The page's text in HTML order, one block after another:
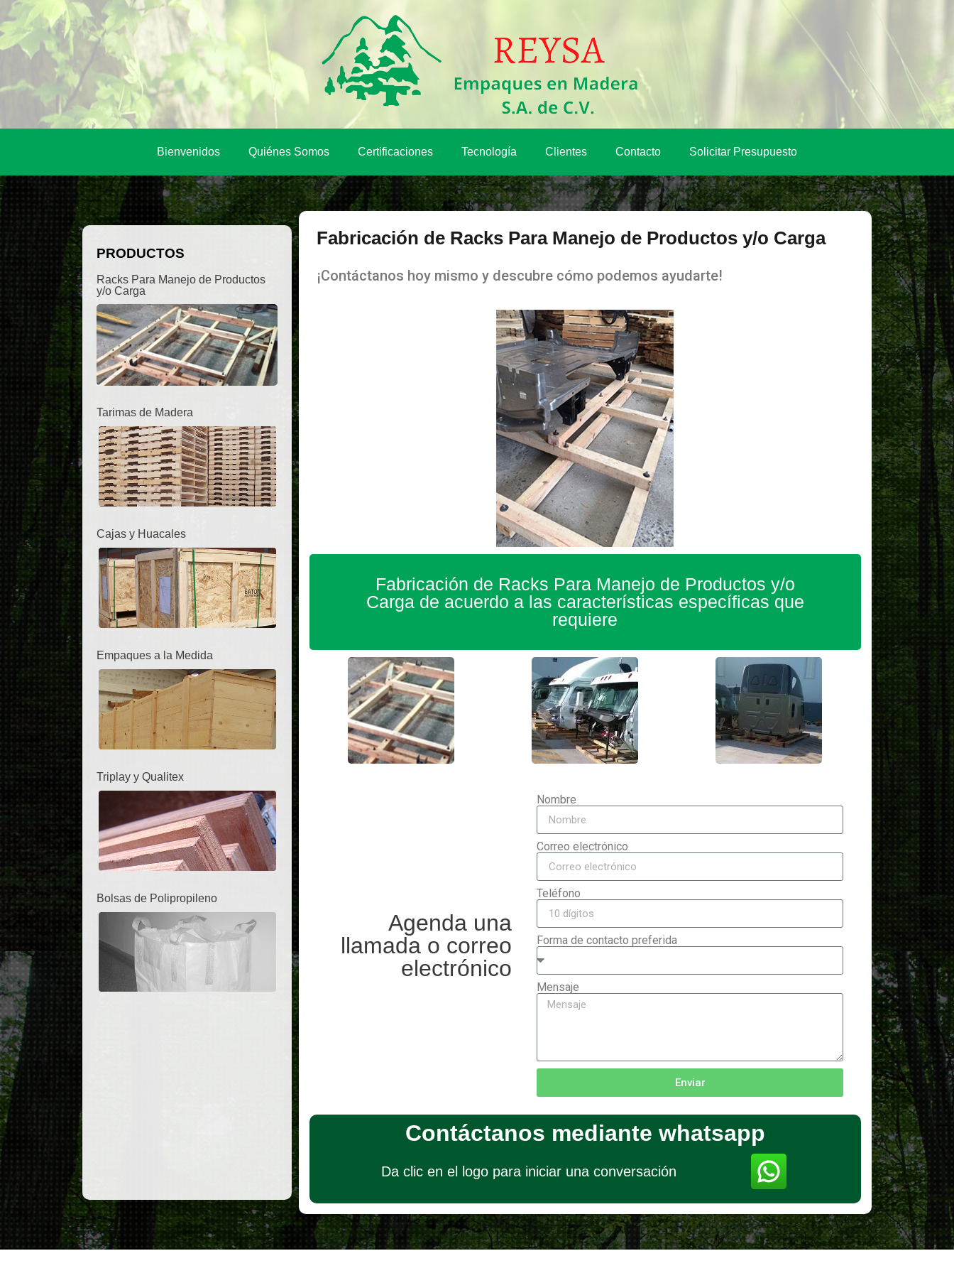
Bienvenidos Quiénes Somos Certificaciones Tecnología Clientes Contacto Solicitar Presupuesto
PRODUCTOS
Racks Para Manejo de Productos
y/o Carga
Tarimas de Madera
Cajas y Huacales
Empaques a la Medida
Triplay y Qualitex
Bolsas de Polipropileno
Fabricación de Racks Para Manejo de Productos y/o Carga
¡Contáctanos hoy mismo y descubre cómo podemos ayudarte!
Fabricación de Racks Para Manejo de Productos y/o
Carga de acuerdo a las características específicas que
requiere
Agenda una
llamada o correo
electrónico
Nombre
Correo electrónico
Teléfono
Forma de contacto preferida
Mensaje
Enviar
Contáctanos mediante whatsapp
Da clic en el logo para iniciar una conversación